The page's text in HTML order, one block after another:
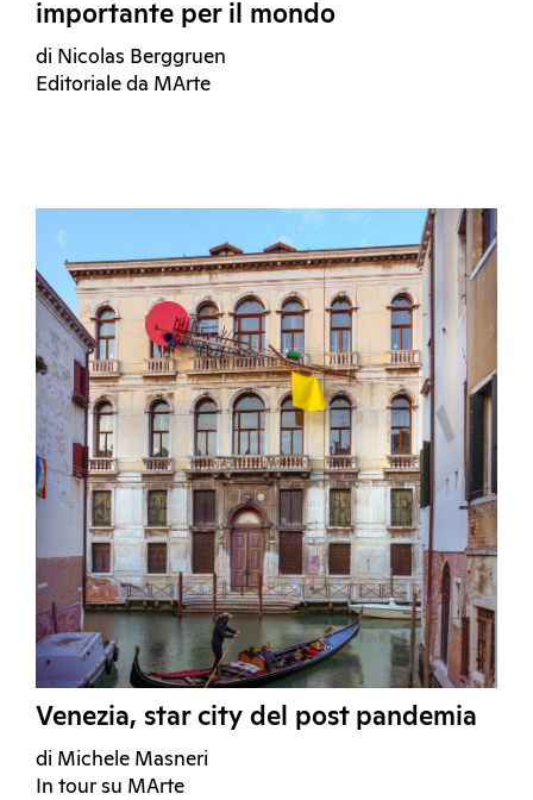
importante per il mondo
di Nicolas Berggruen
Editoriale da MArte
Venezia, star city del post pandemia
di Michele Masneri
In tour su MArte